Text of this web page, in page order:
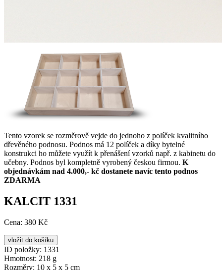
Tento vzorek se rozměrově vejde do jednoho z políček kvalitního
dřevěného podnosu. Podnos má 12 políček a díky bytelné
konstrukci ho můžete využít k přenášení vzorků např. z kabinetu do
učebny. Podnos byl kompletně vyrobený českou firmou. K
objednávkám nad 4.000,- kč dostanete navíc tento podnos
ZDARMA
KALCIT 1331
Cena: 380 Kč
ID položky: 1331
Hmotnost: 218 g
Rozměry: 10 x 5 x 5 cm